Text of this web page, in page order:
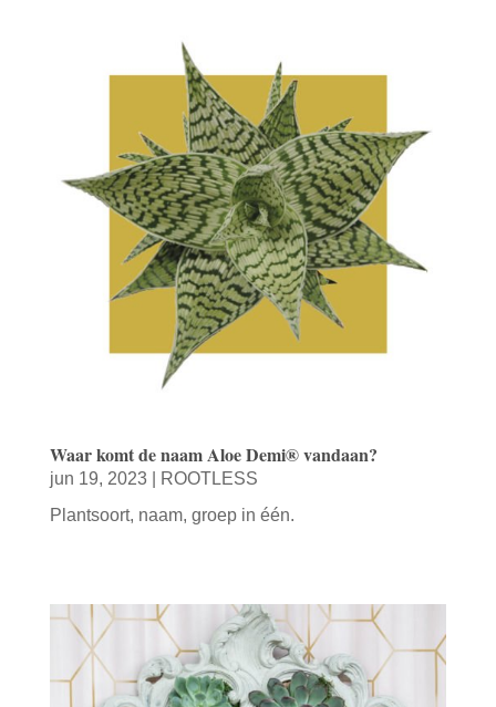
Waar komt de naam Aloe Demi® vandaan?
jun 19, 2023|
ROOTLESS
Plantsoort, naam, groep in één.